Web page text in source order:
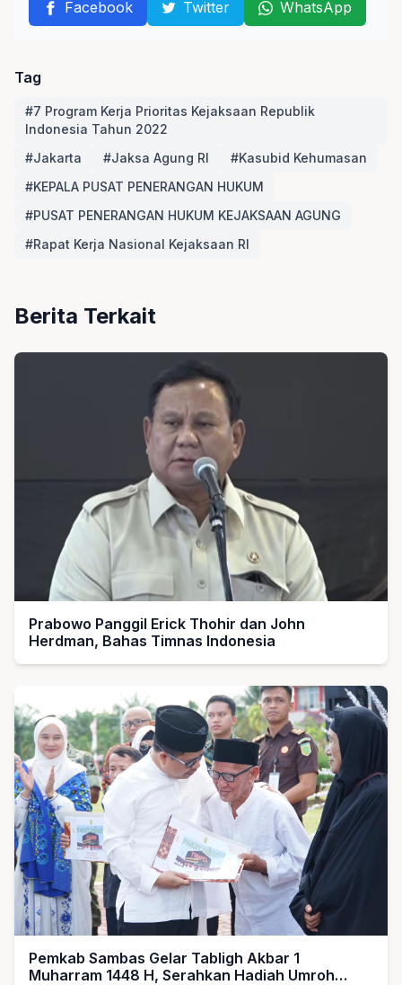
Facebook Twitter WhatsApp
Tag
#7 Program Kerja Prioritas Kejaksaan Republik
Indonesia Tahun 2022
#Jakarta
#Jaksa Agung RI
#Kasubid Kehumasan
#KEPALA PUSAT PENERANGAN HUKUM
#PUSAT PENERANGAN HUKUM KEJAKSAAN AGUNG
#Rapat Kerja Nasional Kejaksaan RI
Berita Terkait
Prabowo Panggil Erick Thohir dan John
Herdman, Bahas Timnas Indonesia
Pemkab Sambas Gelar Tabligh Akbar 1
Muharram 1448 H, Serahkan Hadiah Umroh